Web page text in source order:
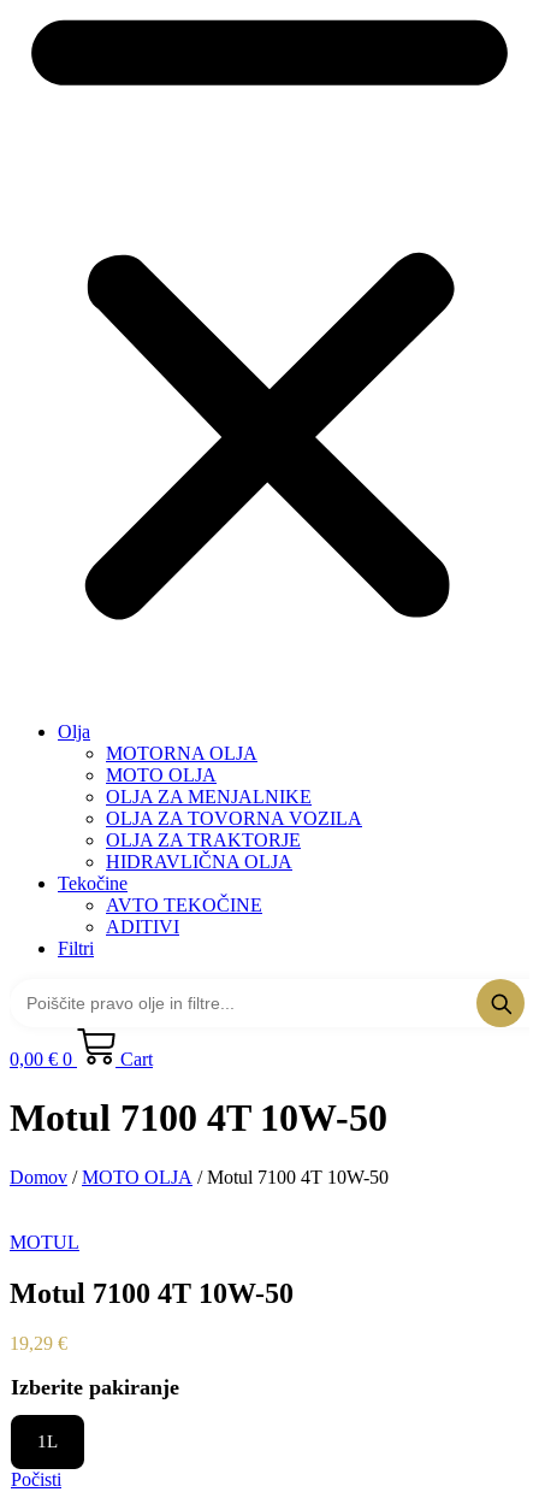
Olja
MOTORNA OLJA
MOTO OLJA
OLJA ZA MENJALNIKE
OLJA ZA TOVORNA VOZILA
OLJA ZA TRAKTORJE
HIDRAVLIČNA OLJA
Tekočine
AVTO TEKOČINE
ADITIVI
Filtri
0,00 € 0 Cart
Motul 7100 4T 10W-50
Domov /MOTO OLJA / Motul 7100 4T 10W-50
MOTUL
Motul 7100 4T 10W-50
19,29 €
Izberite pakiranje
1L
Počisti